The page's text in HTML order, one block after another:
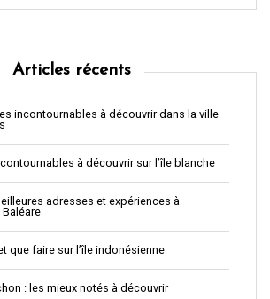
Articles récents
incontournables à découvrir dans la ville
à découvrir sur l’île blanche
adresses et expériences à
Baléare
que faire sur l’île indonésienne
: les mieux notés à découvrir